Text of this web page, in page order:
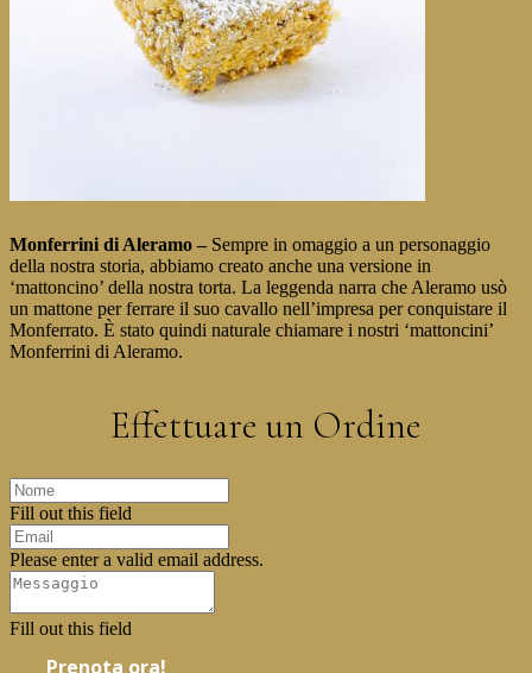
Monferrini di Aleramo – Sempre in omaggio a un personaggio
della nostra storia, abbiamo creato anche una versione in
‘mattoncino’ della nostra torta. La leggenda narra che Aleramo usò
un mattone per ferrare il suo cavallo nell’impresa per conquistare il
Monferrato. È stato quindi naturale chiamare i nostri ‘mattoncini’
Monferrini di Aleramo.
Effettuare un Ordine
Fill out this field
Please enter a valid email address.
Fill out this field
Prenota ora!